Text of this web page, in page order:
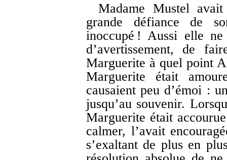
Madame Mustel
grande défiance de
inoccupé ! Aussi elle
d’avertissement, de
Marguerite à quel point
Marguerite était
causaient peu d’émoi :
jusqu’au souvenir.
Marguerite était
calmer, l’avait
s’exaltant de plus en